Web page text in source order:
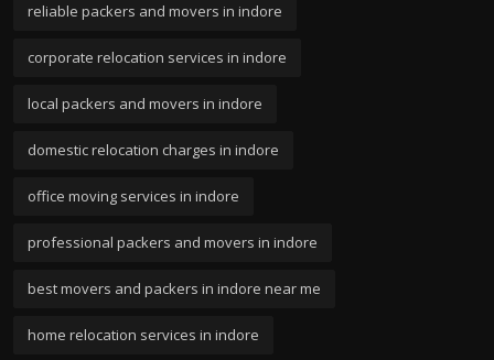
reliable packers and movers in indore
corporate relocation services in indore
local packers and movers in indore
domestic relocation charges in indore
office moving services in indore
professional packers and movers in indore
best movers and packers in indore near me
home relocation services in indore